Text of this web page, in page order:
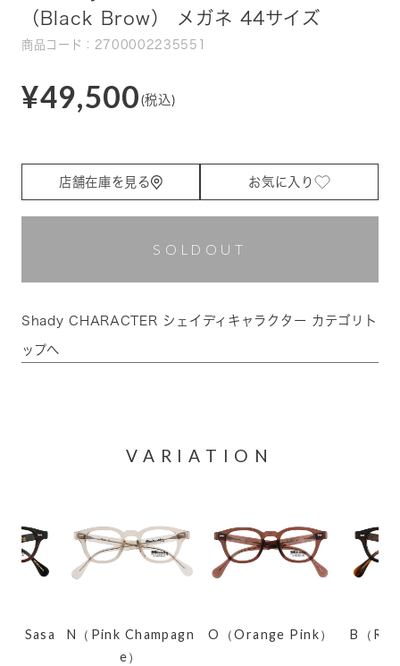
（Black Brow） メガネ 44サイズ
商品コード：2700002235551
¥49,500 (税込)
店舗在庫を見る お気に入り
SOLDOUT
Shady CHARACTER シェイディキャラクター カテゴリト
ップへ
VARIATION
Sasa
N（Pink Champagn
e）
O（Orange Pink） B（